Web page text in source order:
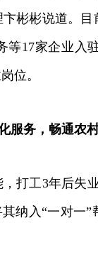
彬彬说道。
等17家企业入
位。
服务，畅通农
工3年后失业
纳入“一对一